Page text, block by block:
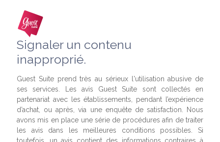
Signaler un contenu
inapproprié.
Guest Suite prend très au sérieux l'utilisation abusive de
ses services. Les avis Guest Suite sont collectés en
partenariat avec les établissements, pendant l’expérience
d’achat, ou après, via une enquête de satisfaction. Nous
avons mis en place une série de procédures afin de traiter
les avis dans les meilleures conditions possibles. Si